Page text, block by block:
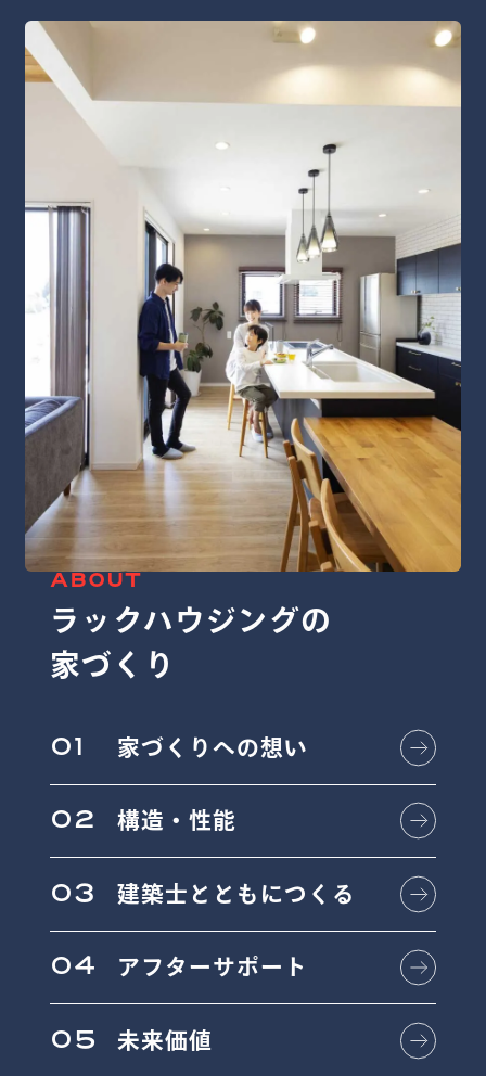
ABOUT
ラックハウジングの
家づくり
01 家づくりへの想い
02 構造・性能
03 建築士とともにつくる
04 アフターサポート
05 未来価値